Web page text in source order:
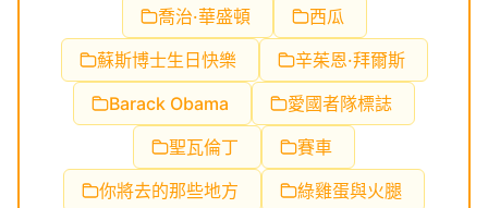
喬治·華盛頓
西瓜
蘇斯博士生日快樂
辛茱恩·拜爾斯
Barack Obama
愛國者隊標誌
聖瓦倫丁
賽車
你將去的那些地方
綠雞蛋與火腿